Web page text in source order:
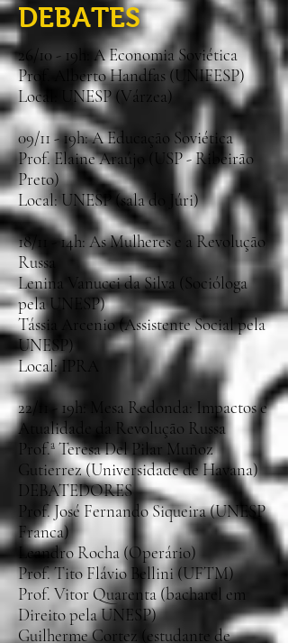
DEBATES
26/10 - 19h: A Economia Soviética
Prof. Alberto Handfas (UNIFESP)
Local: UNESP (Várzea)
09/11 - 19h: A Educação Soviética
Prof. Elaine Araújo (USP - Ribeirão
Preto)
Local: UNESP (sala do Júri)
18/11 - 14h: As Mulheres e a Revolução
Russa
Lenina Vanucci da Silva (Socióloga
pela UNESP)
Tássia Arcenio (Assistente Social pela
UNESP)
Local: IPRA
22/11 - 19h: Mesa Redonda: Impactos e
Atualidade da Revolução Russa
Prof.ª Teresa Del Pilar Muñoz
Gutierrez (Universidade de Havana)
DEBATEDORES
Prof. José Fernando Siqueira (UNESP
Franca)
Leandro Rocha (Operário)
Prof. Tito Flávio Bellini (UFTM)
Prof. Vitor Quarenta (bacharel em
Direito pela UNESP)
Guilherme Cortez (estudante de